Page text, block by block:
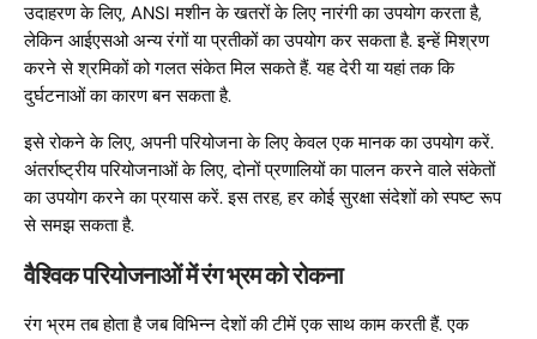
उदाहरण के लिए, ANSI मशीन के खतरों के लिए नारंगी का उपयोग करता है,
लेकिन आईएसओ अन्य रंगों या प्रतीकों का उपयोग कर सकता है. इन्हें मिश्रण
करने से श्रमिकों को गलत संकेत मिल सकते हैं. यह देरी या यहां तक ​​कि
दुर्घटनाओं का कारण बन सकता है.
इसे रोकने के लिए, अपनी परियोजना के लिए केवल एक मानक का उपयोग करें.
अंतर्राष्ट्रीय परियोजनाओं के लिए, दोनों प्रणालियों का पालन करने वाले संकेतों
का उपयोग करने का प्रयास करें. इस तरह, हर कोई सुरक्षा संदेशों को स्पष्ट रूप
से समझ सकता है.
वैश्विक परियोजनाओं में रंग भ्रम को रोकना
रंग भ्रम तब होता है जब विभिन्न देशों की टीमें एक साथ काम करती हैं. एक